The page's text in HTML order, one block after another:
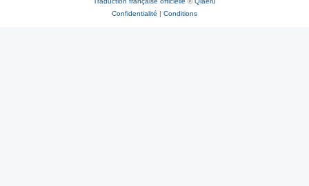
Confidentialité | Conditions